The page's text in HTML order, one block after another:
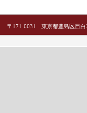
〒171-0031 東京都豊島区目